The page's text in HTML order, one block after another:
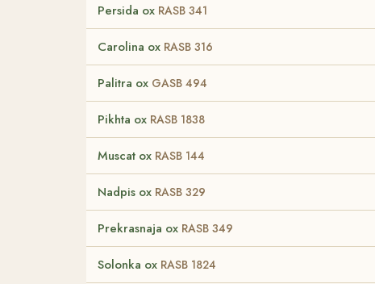
Persida ox RASB 341
Carolina ox RASB 316
Palitra ox GASB 494
Pikhta ox RASB 1838
Muscat ox RASB 144
Nadpis ox RASB 329
Prekrasnaja ox RASB 349
Solonka ox RASB 1824